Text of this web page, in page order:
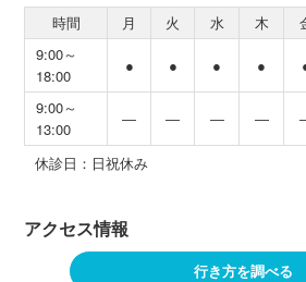
時間 月 火 水 木
9:00～
18:00
● ● ● ●
9:00～
13:00
― ― ― ―
休診日：日祝休み
アクセス情報
行き方を調べる